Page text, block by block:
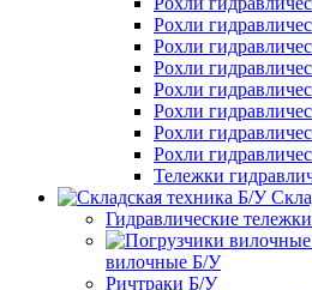
Рохли
Рохли
Рохли
Рохли
Рохли
Рохли
Рохли
Тележки
Гидравлические
вилочные Б/У
Ричтраки Б/У